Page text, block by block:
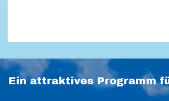
Ein attraktives Programm